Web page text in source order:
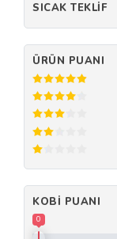
SICAK TEKLIF
ÜRÜN PUANI
KOBI PUANI
0